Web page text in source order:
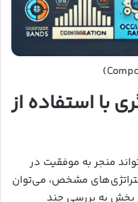
با استفاده از
منجر به موفقیت در
مشخص، می‌توان
بخش به بررسی چند